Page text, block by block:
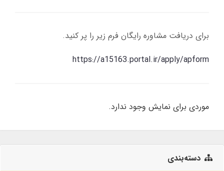
برای دریافت مشاوره رایگان فرم زیر را پر کنید.
https://a15163.portal.ir/apply/apform
موردی برای نمایش وجود ندارد.
دسته‌بندی